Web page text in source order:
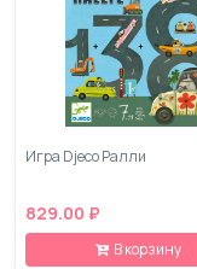
Игра Djeco Ралли
829.00 ₽
В корзину